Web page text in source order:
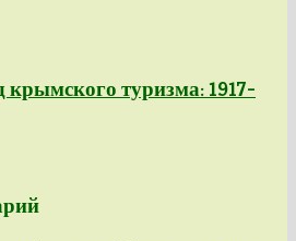
крымского туризма: 1917-